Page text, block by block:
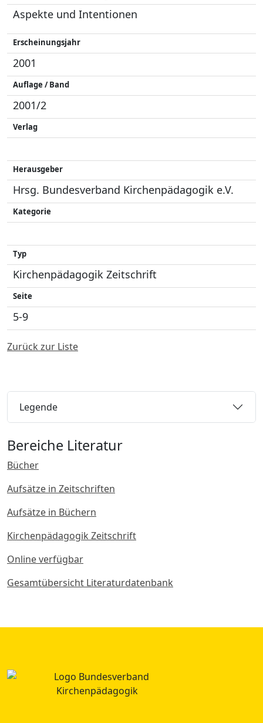
Aspekte und Intentionen
Erscheinungsjahr
2001
Auflage / Band
2001/2
Verlag
Herausgeber
Hrsg. Bundesverband Kirchenpädagogik e.V.
Kategorie
Typ
Kirchenpädagogik Zeitschrift
Seite
5-9
Zurück zur Liste
Legende
Bereiche Literatur
Bücher
Aufsätze in Zeitschriften
Aufsätze in Büchern
Kirchenpädagogik Zeitschrift
Online verfügbar
Gesamtübersicht Literaturdatenbank